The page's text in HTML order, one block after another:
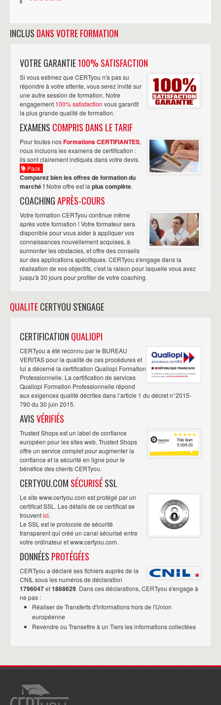
INCLUS DANS VOTRE FORMATION
VOTRE GARANTIE100% SATISFACTION
Si vous estimez que CERTyou n'a pas su
répondre à votre attente, vous serez invité sur
une autre session de formation. Notre
engagement 100% satisfaction vous garantit
la plus grande qualité de formation.
EXAMENS COMPRIS DANS LE TARIF
Pour toutes nosFormations CERTIFIANTES,
nous incluons les examens de certification :
ils sont clairement indiqués dans votre devis.
Pack
Comparez bien les offres de formation du
marché ! Notre offre est la plus complète.
COACHINGAPRÈS-COURS
Votre formation CERTyou continue même
après votre formation ! Votre formateur sera
disponible pour vous aider à appliquer vos
connaissances nouvellement acquises, à
surmonter les obstacles, et offre des conseils
sur des applications spécifiques. CERTyou s'engage dans la
réalisation de vos objectifs, c'est la raison pour laquelle vous avez
jusqu'à 30 jours pour profiter de votre coaching.
QUALITECERTYOU S'ENGAGE
CERTIFICATION QUALIOPI
CERTyou a été reconnu par le BUREAU
VERITAS pour la qualité de ces procédures et
lui a décerné la certification Qualiopi Formation
Professionnelle. La certification de services
Qualiopi Formation Professionnelle répond
aux exigences qualité décrites dans l’article 1 du décret n°2015-
790 du 30 juin 2015.
AVISVÉRIFIÉS
Trusted Shops est un label de confiance
européen pour les sites web. Trusted Shops
offre un service complet pour augmenter la
confiance et la sécurité en ligne pour le
bénéfice des clients CERTyou.
CERTYOU.COM SÉCURISÉSSL
Le site www.certyou.com est protégé par un
certificat SSL. Les détails de ce certificat se
trouventici.
Le SSL est le protocole de sécurité
transparent qui créé un canal sécurisé entre
votre ordinateur et www.certyou.com.
DONNÉES PROTÉGÉES
CERTyou a déclaré ses fichiers auprès de la
CNIL sous les numéros de déclaration
1796047et1868629. Dans ces déclarations, CERTyou s'engage à
ne pas :
Réaliser de Transferts d'informations hors de l'Union
européenne
Revendre ou Transettre à un Tiers les informations collectées